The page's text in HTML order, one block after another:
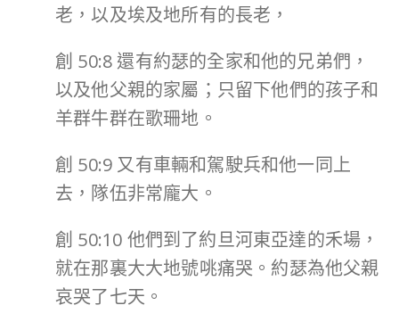
老，以及埃及地所有的長老，
創 50:8 還有約瑟的全家和他的兄弟們，
以及他父親的家屬；只留下他們的孩子和
羊群牛群在歌珊地。
創 50:9 又有車輛和駕駛兵和他一同上
去，隊伍非常龐大。
創 50:10 他們到了約旦河東亞達的禾場，
就在那裏大大地號咷痛哭。約瑟為他父親
哀哭了七天。